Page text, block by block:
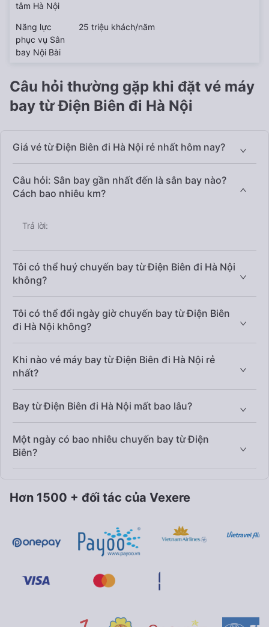
tâm Hà Nội
Năng lực
phục vụ Sân
bay Nội Bài
25 triệu khách/năm
Câu hỏi thường gặp khi đặt vé máy
bay từ Điện Biên đi Hà Nội
Giá vé từ Điện Biên đi Hà Nội rẻ nhất hôm nay?
Câu hỏi: Sân bay gần nhất đến là sân bay nào?
Cách bao nhiêu km?
Trả lời:
Tôi có thể huý chuyến bay từ Điện Biên đi Hà Nội
không?
Tôi có thể đổi ngày giờ chuyến bay từ Điện Biên
đi Hà Nội không?
Khi nào vé máy bay từ Điện Biên đi Hà Nội rẻ
nhất?
Bay từ Điện Biên đi Hà Nội mất bao lâu?
Một ngày có bao nhiêu chuyến bay từ Điện
Biên?
Hơn 1500 + đối tác của Vexere